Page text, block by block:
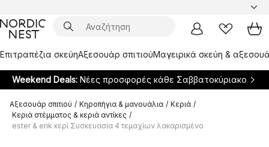
Επιτραπέζια σκεύηΑξεσουάρ σπιτιούΜαγειρικά σκεύη &
Weekend Deals: Νέες προσφορές κάθε Σαββατοκύριακο
Αξεσουάρ σπιτιού / Κηροπήγια & μανουάλια / Κεριά /
Κεριά στέμματος & κεριά αντίκες /
ester & erik κερί Συσκευασία 4 τεμαχίων λακαρισμένο